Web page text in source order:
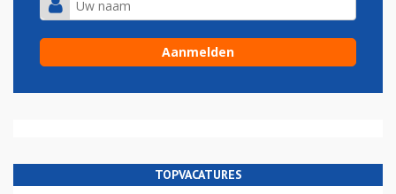
TOPVACATURES